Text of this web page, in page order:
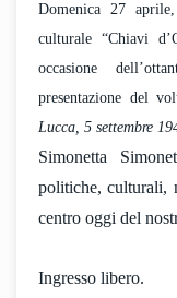
Domenica 27
culturale “Chiavi
occasione
presentazione del
Lucca, 5 settembre
Simonetta
politiche, culturali,
centro oggi del
Ingresso libero.